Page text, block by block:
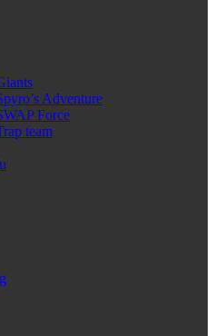
Adventure
Force
team